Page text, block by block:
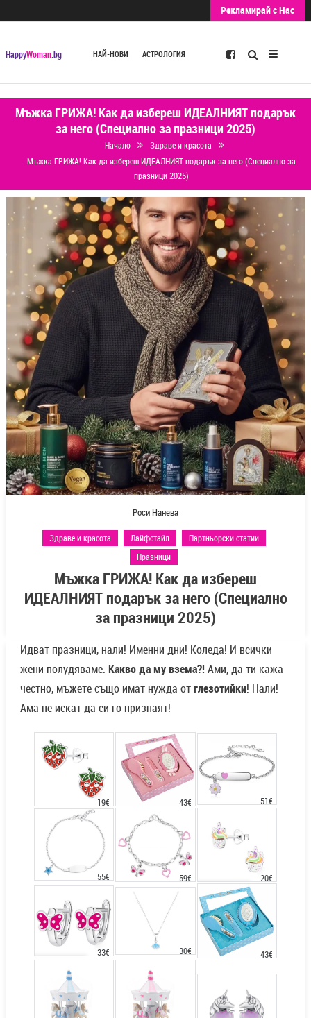
Рекламирай с Нас
HappyWoman.bg НАЙ-НОВИ АСТРОЛОГИЯ Търсене
Мъжка ГРИЖА! Как да избереш ИДЕАЛНИЯТ подарък
за него (Специално за празници 2025)
Начало
Здраве и красота
Мъжка ГРИЖА! Как да избереш ИДЕАЛНИЯТ подарък за него (Специално за
празници 2025)
Роси Нанева
Здраве и красота Лайфстайл
Партньорски статии
Празници
Мъжка ГРИЖА! Как да избереш
ИДЕАЛНИЯТ подарък за него (Специално
за празници 2025)
Идват празници, нали! Именни дни! Коледа! И всички
жени полудяваме: Какво да му взема?! Ами, да ти кажа
честно, мъжете също имат нужда отглезотийки! Нали!
Ама не искат да си го признаят!
19€ 43€ 51€
55€ 59€ 20€
33€ 30€ 43€